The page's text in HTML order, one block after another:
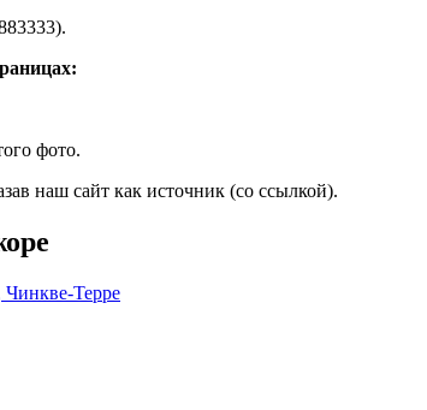
фото.
наш сайт как источник (со ссылкой).